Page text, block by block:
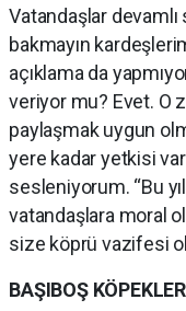
Vatandaşlar
bakmayın
açıklama da
veriyor mu? Evet. O
paylaşmak uygun
yere kadar yetkisi
sesleniyorum. “Bu
vatandaşlara moral
size köprü vazifesi
BAŞIBOŞ KÖPEKLER